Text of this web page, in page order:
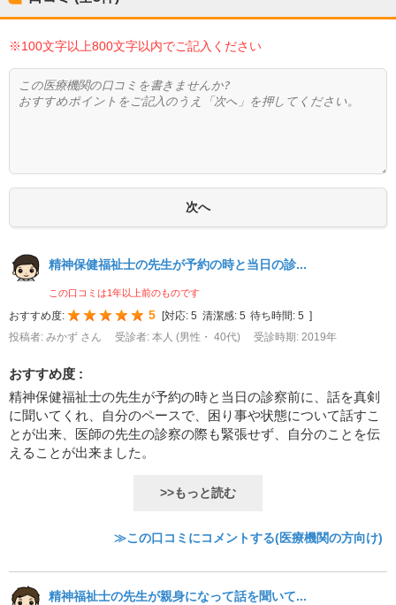
※100文字以上800文字以内でご記入ください
精神保健福祉士の先生が予約の時と当日の診...
この口コミは1年以上前のものです
おすすめ度: 5 対応: 5 清潔感: 5 待ち時間: 5
投稿者: みかず さん
受診者: 本人 (男性・ 40代) 受診時期: 2019年
おすすめ度 :
精神保健福祉士の先生が予約の時と当日の診察前に、話を真剣
に聞いてくれ、自分のペースで、困り事や状態について話すこ
とが出来、医師の先生の診察の際も緊張せず、自分のことを伝
えることが出来ました。
>>もっと読む
≫この口コミにコメントする(医療機関の方向け)
精神福祉士の先生が親身になって話を聞いて...